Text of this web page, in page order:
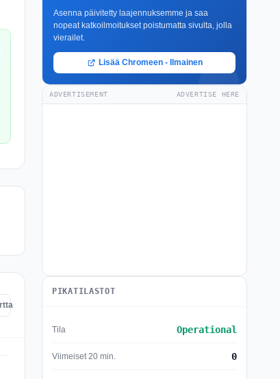
Asenna päivitetty laajennuksemme ja saa
nopeat katkoilmoitukset poistumatta sivulta, jolla
vierailet.
Lisää Chromeen - Ilmainen
ADVERTISEMENT ADVERTISE HERE
PIKATILASTOT
Tila Operational
Viimeiset 20 min. 0